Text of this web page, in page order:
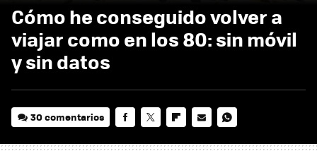
Cómo he conseguido volver a
viajar como en los 80: sin móvil
y sin datos
30 comentarios